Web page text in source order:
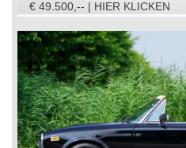
€ 49.500,-- | HIER KLICKEN